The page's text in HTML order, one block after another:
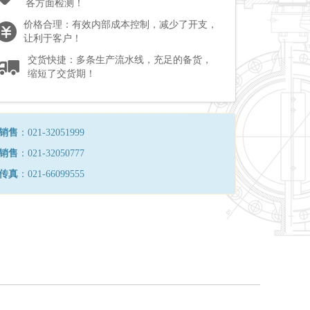
各方面检测！
价格合理：有效内部成本控制，减少了开支，
让利于客户！
交货快捷：多条生产流水线，充足的备货，
缩短了交货期！
售 ：021-32051999
售 ：021-32050777
真 ：021-66099555